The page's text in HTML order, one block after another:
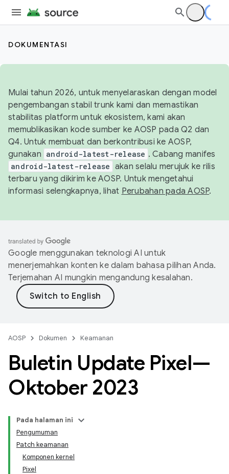
DOKUMENTASI
Mulai tahun 2026, untuk menyelaraskan dengan model
pengembangan stabil trunk kami dan memastikan
stabilitas platform untuk ekosistem, kami akan
memublikasikan kode sumber ke AOSP pada Q2 dan
Q4. Untuk membuat dan berkontribusi ke AOSP,
gunakan android-latest-release . Cabang manifes
android-latest-release akan selalu merujuk ke rilis
terbaru yang dikirim ke AOSP. Untuk mengetahui
informasi selengkapnya, lihat Perubahan pada AOSP.
Google menggunakan teknologi AI untuk
menerjemahkan konten ke dalam bahasa pilihan Anda.
Terjemahan AI mungkin mengandung kesalahan.
AOSP Dokumen Keamanan
Buletin Update Pixel—
Oktober 2023
Pada halaman ini
Pengumuman
Patch keamanan
Komponen kernel
Pixel